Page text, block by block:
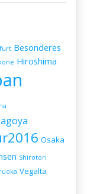
Besonderes
Hiroshima
Osaka
Shirotori
Vegalta